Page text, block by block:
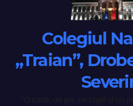
Colegiul
„Traian”,